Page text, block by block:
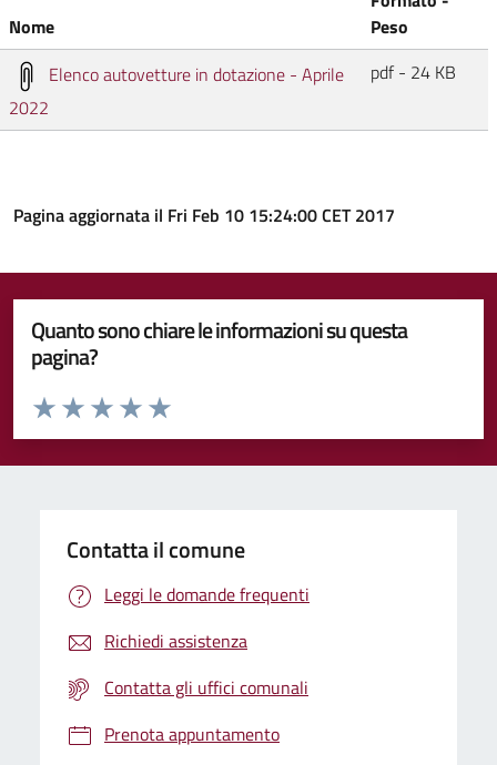
Nome
Peso
Elenco autovetture in dotazione - Aprile
2022
pdf - 24 KB
Pagina aggiornata il Fri Feb 10 15:24:00 CET 2017
Quanto sono chiare le informazioni su questa
pagina?
Valuta da 1 a 5 stelle la pagina
Valuta 5 stelle su 5
Valuta 4 stelle su 5
Valuta 3 stelle su 5
Valuta 2 stelle su 5
Valuta 1 stelle su 5
Contatta il comune
Leggi le domande frequenti
Richiedi assistenza
Contatta gli uffici comunali
Prenota appuntamento